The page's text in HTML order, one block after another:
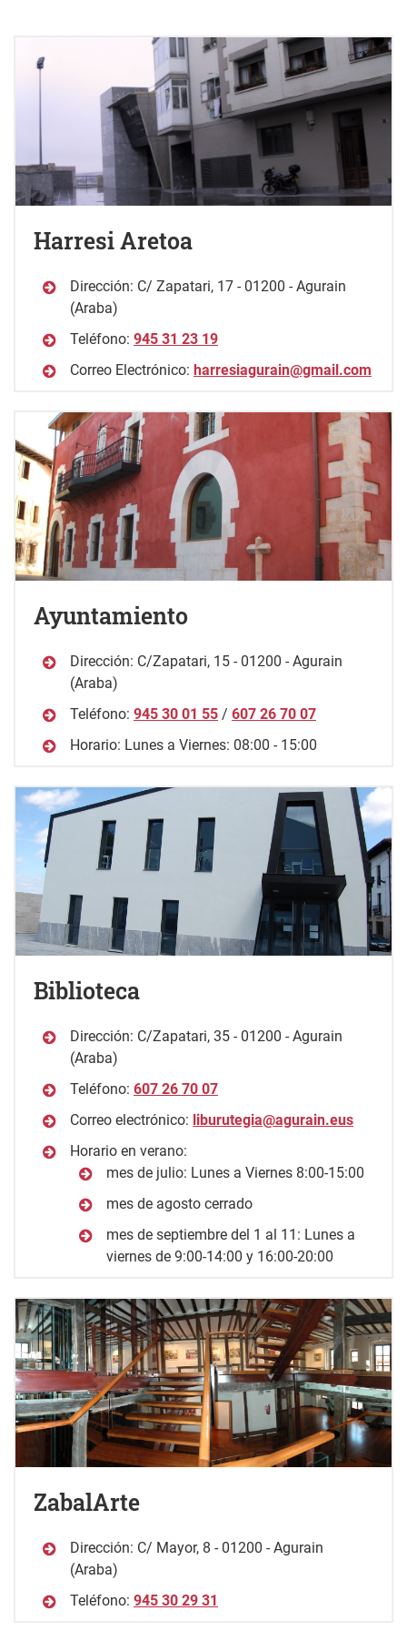
Harresi Aretoa
Dirección: C/ Zapatari, 17 - 01200 - Agurain
(Araba)
Teléfono: 945 31 23 19
Correo Electrónico: harresiagurain@gmail.com
Ayuntamiento
Dirección: C/Zapatari, 15 - 01200 - Agurain
(Araba)
Teléfono: 945 30 01 55 / 607 26 70 07
Horario: Lunes a Viernes: 08:00 - 15:00
Biblioteca
Dirección: C/Zapatari, 35 - 01200 - Agurain
(Araba)
Teléfono: 607 26 70 07
Correo electrónico: liburutegia@agurain.eus
Horario en verano:
mes de julio: Lunes a Viernes 8:00-15:00
mes de agosto cerrado
mes de septiembre del 1 al 11: Lunes a
viernes de 9:00-14:00 y 16:00-20:00
ZabalArte
Dirección: C/ Mayor, 8 - 01200 - Agurain
(Araba)
Teléfono: 945 30 29 31